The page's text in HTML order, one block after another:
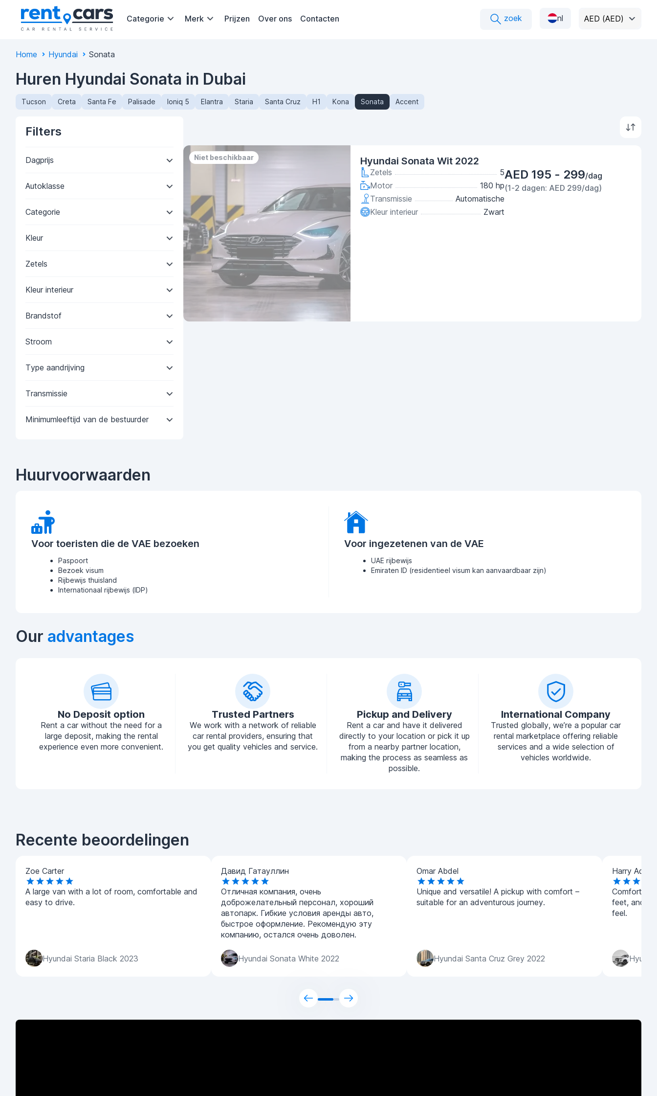
Categorie Merk Prijzen Over ons Contacten zoek nl AED (AED)
Home Hyundai Sonata
Huren Hyundai Sonata in Dubai
Tucson Creta Santa Fe Palisade Ioniq 5 Elantra Staria Santa Cruz H1 Kona Sonata Accent
Filters
Dagprijs
Autoklasse
Categorie
Kleur
Zetels
Kleur interieur
Brandstof
Stroom
Type aandrijving
Transmissie
Minimumleeftijd van de bestuurder
Niet beschikbaar Hyundai Sonata Wit 2022
Zetels
5
Motor
180 hp
Transmissie
Automatische
Kleur interieur
Zwart
AED 195 - 299/dag
(1-2 dagen: AED 299/dag)
Huurvoorwaarden
Voor toeristen die de VAE bezoeken
Paspoort
Bezoek visum
Rijbewijs thuisland
Internationaal rijbewijs (IDP)
Voor ingezetenen van de VAE
UAE rijbewijs
Emiraten ID (residentieel visum kan aanvaardbaar zijn)
Our advantages
No Deposit option
Rent a car without the need for a
large deposit, making the rental
experience even more convenient.
Trusted Partners
We work with a network of reliable
car rental providers, ensuring that
you get quality vehicles and service.
Pickup and Delivery
Rent a car and have it delivered
directly to your location or pick it up
from a nearby partner location,
making the process as seamless as
possible.
International Company
Trusted globally, we’re a popular car
rental marketplace offering reliable
services and a wide selection of
vehicles worldwide.
Recente beoordelingen
Zoe Carter
A large van with a lot of room, comfortable and
easy to drive.
Hyundai Staria Black 2023
Давид Гатауллин
Отличная компания, очень
доброжелательный персонал, хороший
автопарк. Гибкие условия аренды авто,
быстрое оформление. Рекомендую эту
компанию, остался очень доволен.
Hyundai Sonata White 2022
Omar Abdel
Unique and versatile! A pickup with comfort –
suitable for an adventurous journey.
Hyundai Santa Cruz Grey 2022
Harry
feet, and
feel.